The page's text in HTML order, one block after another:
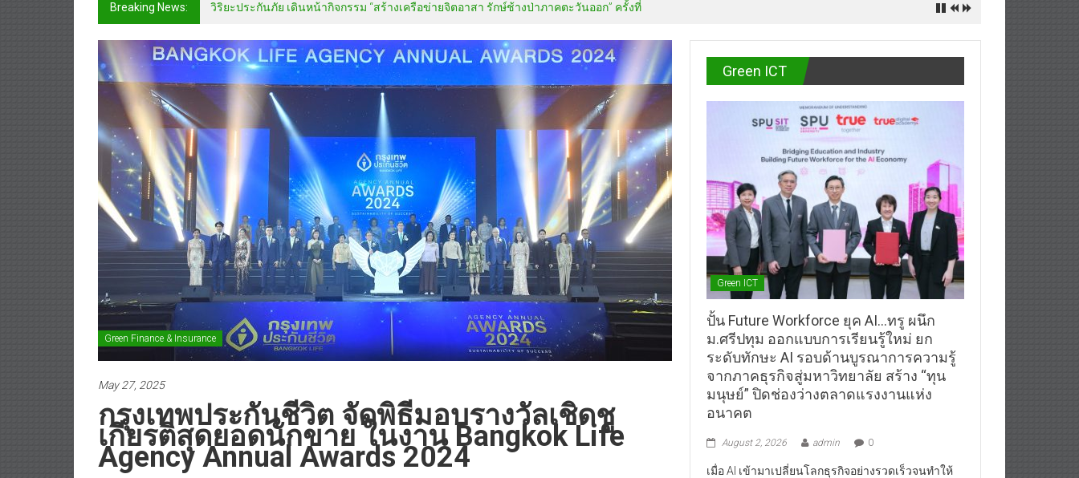
Breaking News: วิริยะประกันภัย เดินหน้ากิจกรรม “สร้างเครือข่ายจิตอาสา รักษ์ช้างป่าภาคตะวันออก” ครั้งที่
Green Finance & Insurance
May 27, 2025
กรุงเทพประกันชีวิต จัดพิธีมอบรางวัลเชิดชู
เกียรติสุดยอดนักขาย ในงาน Bangkok Life
Agency Annual Awards 2024
Green ICT
Green ICT
ปั้น Future Workforce ยุค AI…ทรู ผนึก
ม.ศรีปทุม ออกแบบการเรียนรู้ใหม่ ยก
ระดับทักษะ AI รอบด้านบูรณาการความรู้
จากภาคธุรกิจสู่มหาวิทยาลัย สร้าง “ทุน
มนุษย์” ปิดช่องว่างตลาดแรงงานแห่ง
อนาคต
August 2, 2026 admin 0
เมื่อ AI เข้ามาเปลี่ยนโลกธุรกิจอย่างรวดเร็วจนทำให้